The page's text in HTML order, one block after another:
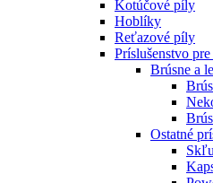
Kotúčové píly
Hoblíky
Reťazové píly
Príslušenstvo
Brúsne a
Ostatné